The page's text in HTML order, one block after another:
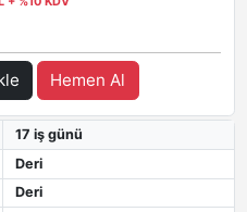
Hemen Al
17 iş günü
Deri
Deri